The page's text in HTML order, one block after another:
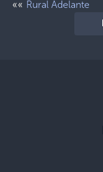
«« Rural Adelante